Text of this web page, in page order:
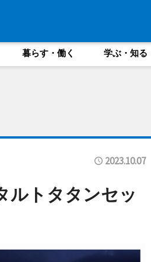
暮らす・働く 学ぶ・知る
2023.10.07
ルトタタンセッ